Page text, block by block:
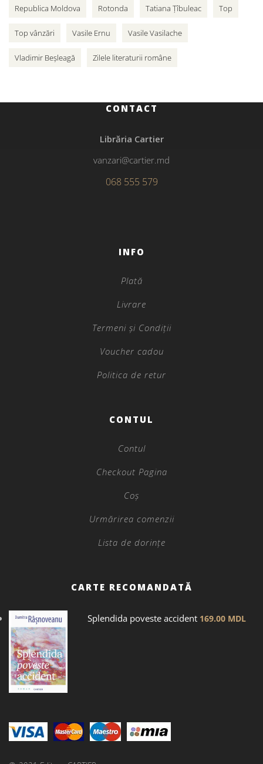
Republica Moldova Rotonda Tatiana Țîbuleac Top
Top vânzări Vasile Ernu Vasile Vasilache
Vladimir Beșleagă Zilele literaturii române
CONTACT
Librăria Cartier
vanzari@cartier.md
068 555 579
INFO
Plată
Livrare
Termeni și Condiții
Voucher cadou
Politica de retur
CONTUL
Contul
Checkout Pagina
Coș
Urmărirea comenzii
Lista de dorințe
CARTE RECOMANDATĂ
Splendida poveste accident 169.00 MDL